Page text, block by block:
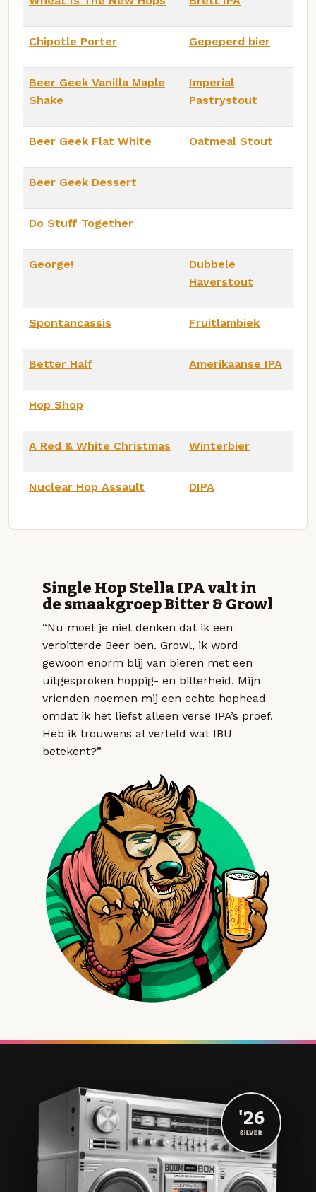
Chipotle Porter Gepeperd bier
Beer Geek Vanilla Maple
Shake
Imperial
Pastrystout
Beer Geek Flat White Oatmeal Stout
Beer Geek Dessert
Do Stuff Together
George!
Dubbele
Haverstout
Spontancassis Fruitlambiek
Better Half Amerikaanse IPA
Hop Shop
A Red & White Christmas Winterbier
Nuclear Hop Assault DIPA
Single Hop Stella IPA valt in
de smaakgroep Bitter & Growl
“Nu moet je niet denken dat ik een
verbitterde Beer ben. Growl, ik word
gewoon enorm blij van bieren met een
uitgesproken hoppig- en bitterheid. Mijn
vrienden noemen mij een echte hophead
omdat ik het liefst alleen verse IPA’s proef.
Heb ik trouwens al verteld wat IBU
betekent?”
'26
SILVER